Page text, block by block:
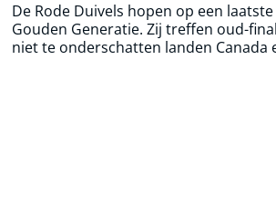
De Rode Duivels hopen op een
Gouden Generatie. Zij treffen oud-
niet te onderschatten landen Canada